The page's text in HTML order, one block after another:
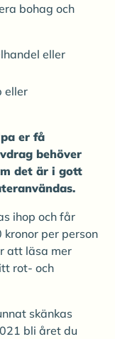
bohag och
eller
eller
er få
behöver
det är i gott
ihop och får
per person
att läsa mer
rot- och
skänkas
bli året du